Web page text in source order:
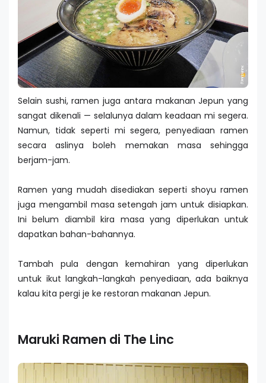
Selain sushi, ramen juga antara makanan Jepun yang
sangat dikenali — selalunya dalam keadaan mi segera.
Namun, tidak seperti mi segera, penyediaan ramen
secara aslinya boleh memakan masa sehingga
berjam-jam.
Ramen yang mudah disediakan seperti shoyu ramen
juga mengambil masa setengah jam untuk disiapkan.
Ini belum diambil kira masa yang diperlukan untuk
dapatkan bahan-bahannya.
Tambah pula dengan kemahiran yang diperlukan
untuk ikut langkah-langkah penyediaan, ada baiknya
kalau kita pergi je ke restoran makanan Jepun.
Maruki Ramen di The Linc